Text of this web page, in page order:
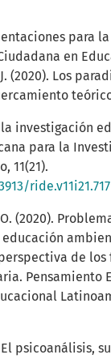
para
en
(2020). Los
investigación
para la
11(21).
ride.v11i21.717
(2020).
de los
Pensamiento
El psicoanálisis,